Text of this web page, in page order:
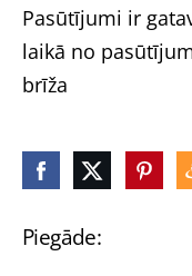
Piegāde:
Pasūtījumi ir
laikā no
brīža